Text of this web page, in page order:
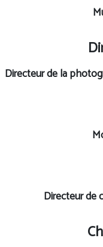
Directeur de la
Directeur de